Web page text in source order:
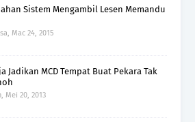
Sistem Mengambil Lesen Memandu
Mac 24, 2015
Jadikan MCD Tempat Buat Pekara Tak
Mei 20, 2013